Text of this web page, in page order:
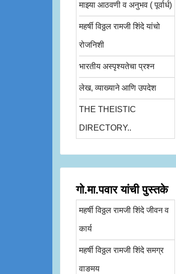
माझ्या आठवणी व अनुभव ( पूर्वार्ध)
महर्षी विठ्ठल रामजी शिंदे यांचो
रोजनिशी
भारतीय अस्पृश्यतेचा प्रश्न
लेख, व्याख्याने आणि उपदेश
THE THEISTIC
DIRECTORY..
गो.मा.पवार यांची पुस्तके
महर्षी विठ्ठल रामजी शिंदे जीवन व
कार्य
महर्षी विठ्ठल रामजी शिंदे समग्र
वाङमय